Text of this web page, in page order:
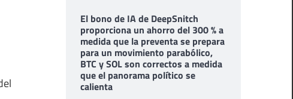
El bono de IA de DeepSnitch
proporciona un ahorro del 300 % a
medida que la preventa se prepara
para un movimiento parabólico,
BTC y SOL son correctos a medida
que el panorama político se
calienta